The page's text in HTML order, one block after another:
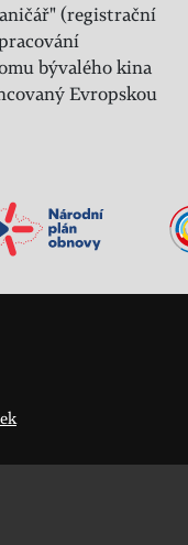
(registrační
bývalého kina
Evropskou